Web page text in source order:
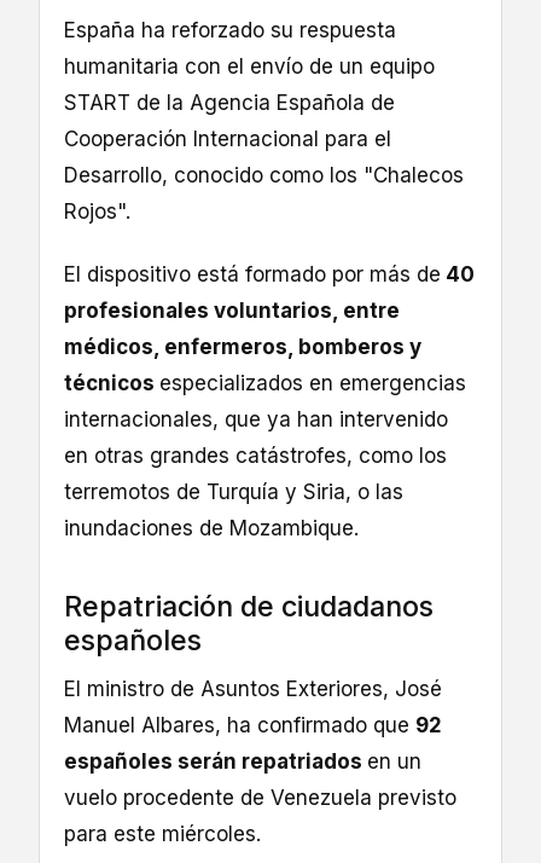
España ha reforzado su respuesta
humanitaria con el envío de un equipo
START de la Agencia Española de
Cooperación Internacional para el
Desarrollo, conocido como los "Chalecos
Rojos".
El dispositivo está formado por más de 40
profesionales voluntarios, entre
médicos, enfermeros, bomberos y
técnicos especializados en emergencias
internacionales, que ya han intervenido
en otras grandes catástrofes, como los
terremotos de Turquía y Siria, o las
inundaciones de Mozambique.
Repatriación de ciudadanos
españoles
El ministro de Asuntos Exteriores, José
Manuel Albares, ha confirmado que 92
españoles serán repatriados en un
vuelo procedente de Venezuela previsto
para este miércoles.